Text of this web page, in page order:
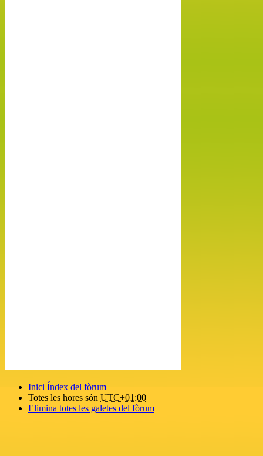
Inici Índex del fòrum
Totes les hores són UTC+01:00
Elimina totes les galetes del fòrum